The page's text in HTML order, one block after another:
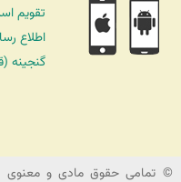
تقویم
اطلاع
گنجینه
© تمامی حقوق مادی و معنوی